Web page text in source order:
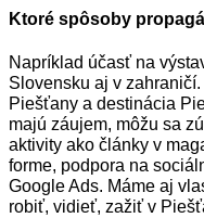
Ktoré spôsoby
Napríklad účasť na
Slovensku aj v
Piešťany a destinácia
majú záujem, môžu sa
aktivity ako články v
forme, podpora na
Google Ads. Máme aj
robiť, vidieť, zažiť v